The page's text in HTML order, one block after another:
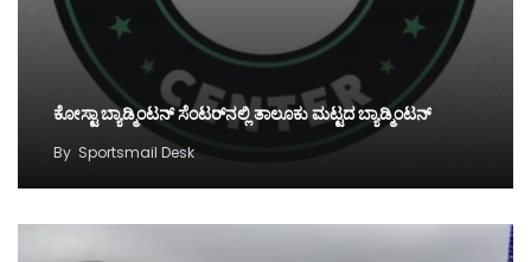
ಕೋಸ್ಟಾ ಬ್ಯಾಡ್ಮಿಂಟನ್‌ ಸೆಂಟರ್‌ನಲ್ಲಿ ತಾಲೂಕು ಮಟ್ಟದ ಬ್ಯಾಡ್ಮಿಂಟನ್‌
By Sportsmail Desk